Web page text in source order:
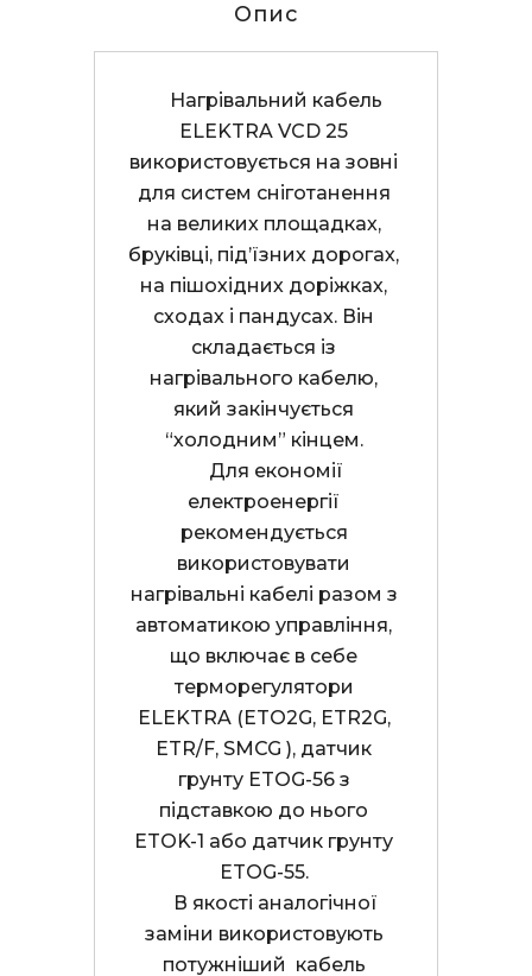
Опис
ELEKTRA VCD 25
використовується на зовні
для систем сніготанення
на великих площадках,
бруківці, під’їзних дорогах,
на пішохідних доріжках,
сходах і пандусах. Він
складається із
нагрівального кабелю,
який закінчується
“холодним” кінцем.
електроенергії
рекомендується
використовувати
нагрівальні кабелі разом з
автоматикою управління,
що включає в себе
терморегулятори
ELEKTRA (ETO2G, ETR2G,
ETR/F, SMCG ), датчик
грунту ETOG-56 з
підставкою до нього
ETOK-1 або датчик грунту
ETOG-55.
заміни використовують
потужніший  кабель